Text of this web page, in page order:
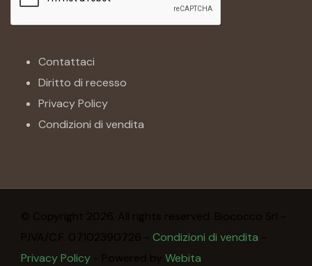
Contattaci
Diritto di recesso
Privacy Policy
Condizioni di vendita
Condizioni di vendita
Privacy Policy
Webita